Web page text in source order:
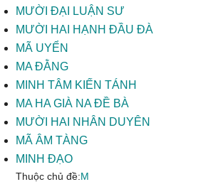
MƯỜI ĐẠI LUẬN SƯ
MƯỜI HAI HẠNH ĐẦU ĐÀ
MÃ UYỂN
MA ĐẰNG
MINH TÂM KIẾN TÁNH
MA HA GIÀ NA ĐỀ BÀ
MƯỜI HAI NHÂN DUYÊN
MÃ ÂM TÀNG
MINH ĐẠO
Thuộc chủ đề:M